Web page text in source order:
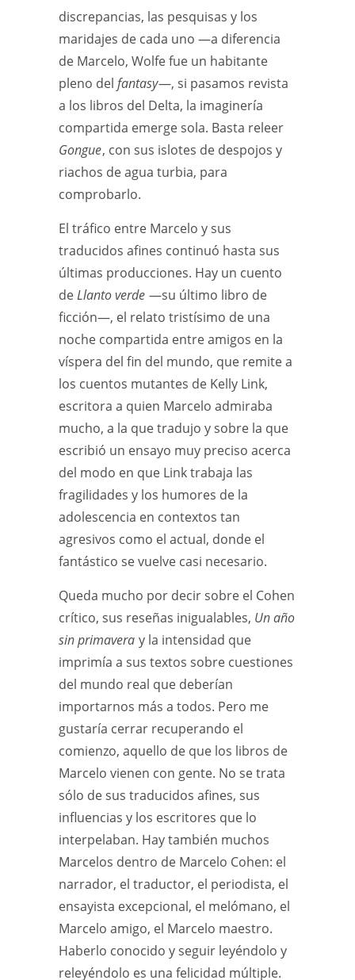
discrepancias, las pesquisas y los
maridajes de cada uno —a diferencia
de Marcelo, Wolfe fue un habitante
pleno del fantasy—, si pasamos revista
a los libros del Delta, la imaginería
compartida emerge sola. Basta releer
Gongue, con sus islotes de despojos y
riachos de agua turbia, para
comprobarlo.
El tráfico entre Marcelo y sus
traducidos afines continuó hasta sus
últimas producciones. Hay un cuento
deLlanto verde —su último libro de
ficción—, el relato tristísimo de una
noche compartida entre amigos en la
víspera del fin del mundo, que remite a
los cuentos mutantes de Kelly Link,
escritora a quien Marcelo admiraba
mucho, a la que tradujo y sobre la que
escribió un ensayo muy preciso acerca
del modo en que Link trabaja las
fragilidades y los humores de la
adolescencia en contextos tan
agresivos como el actual, donde el
fantástico se vuelve casi necesario.
Queda mucho por decir sobre el Cohen
crítico, sus reseñas inigualables, Un año
sin primavera y la intensidad que
imprimía a sus textos sobre cuestiones
del mundo real que deberían
importarnos más a todos. Pero me
gustaría cerrar recuperando el
comienzo, aquello de que los libros de
Marcelo vienen con gente. No se trata
sólo de sus traducidos afines, sus
influencias y los escritores que lo
interpelaban. Hay también muchos
Marcelos dentro de Marcelo Cohen: el
narrador, el traductor, el periodista, el
ensayista excepcional, el melómano, el
Marcelo amigo, el Marcelo maestro.
Haberlo conocido y seguir leyéndolo y
releyéndolo es una felicidad múltiple.